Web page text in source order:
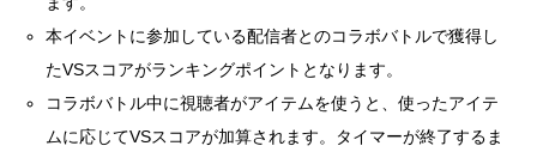
本イベントに参加している配信者とのコラボバトルで獲得し
たVSスコアがランキングポイントとなります。
コラボバトル中に視聴者がアイテムを使うと、使ったアイテ
ムに応じてVSスコアが加算されます。タイマーが終了するま